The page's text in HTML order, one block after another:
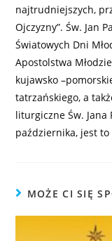
najtrudniejszych,
Ojczyzny”. Św. Jan
Światowych Dni
Apostolstwa
kujawsko
tatrzańskiego, a
liturgiczne Św. Jana
października, jest
MOŻE CI SIĘ